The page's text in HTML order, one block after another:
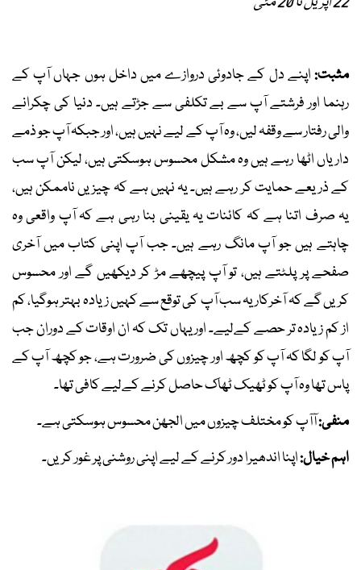
مثبت:اپنے دل کے جادوئی دروازے میں داخل ہوں جہاں آپ کے
رہنما اور فرشتے آپ سے بے تکلفی سے جڑتے ہیں۔ دنیا کی چکرانے
والی رفتار سے وقفہ لیں، وہ آپ کے لیے نہیں ہیں، اور جبکہ آپ جو ذمے
داریاں اٹھا رہے ہیں وہ مشکل محسوس ہوسکتی ہیں، لیکن آپ سب
کے ذریعے حمایت کر رہے ہیں۔ یہ نہیں ہے کہ چیزیں ناممکن ہیں،
یہ صرف اتنا ہے کہ کائنات یہ یقینی بنا رہی ہے کہ آپ واقعی وہ
چاہتے ہیں جو آپ مانگ رہے ہیں۔ جب آپ اپنی کتاب میں آخری
صفحے پر پلٹتے ہیں، تو آپ پیچھے مڑ کر دیکھیں گے اور محسوس
کریں گے کہ آخرکار یہ سب آپ کی توقع سے کہیں زیادہ بہتر ہوگیا، کم
از کم زیادہ تر حصے کےلیے۔ اور یہاں تک کہ ان اوقات کے دوران جب
آپ کو لگا کہ آپ کو کچھ اور چیزوں کی ضرورت ہے، جو کچھ آپ کے
پاس تھا وہ آپ کو ٹھیک ٹھاک حاصل کرنے کےلیے کافی تھا۔
منفی:آآپ کو مختلف چیزوں میں الجھن محسوس ہوسکتی ہے۔
اہم خیال:اپنا اندھیرا دور کرنے کے لیے اپنی روشنی پر غور کریں۔